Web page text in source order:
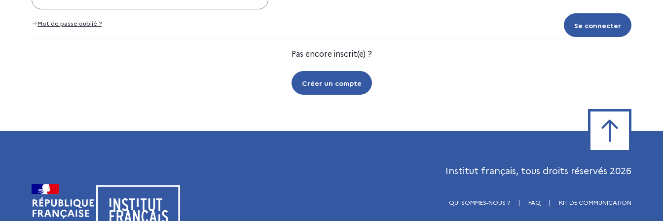
Se connecter
Se connecter
Mot de passe oublié ?
Pas encore inscrit(e) ?
Créer un compte
Visiter le site de l’Institut français
Institut français, tous droits réservés 2026
QUI SOMMES-NOUS ? | FAQ | KIT DE COMMUNICATION